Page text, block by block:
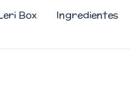
Box Ingredientes